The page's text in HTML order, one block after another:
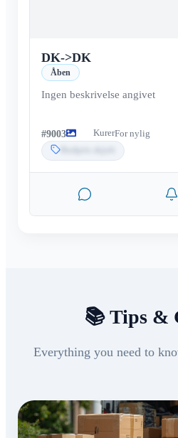
DK->DK
Åben
Ingen beskrivelse angivet
#9003 KurerFor nylig
📚 Tips &
Everything you need to